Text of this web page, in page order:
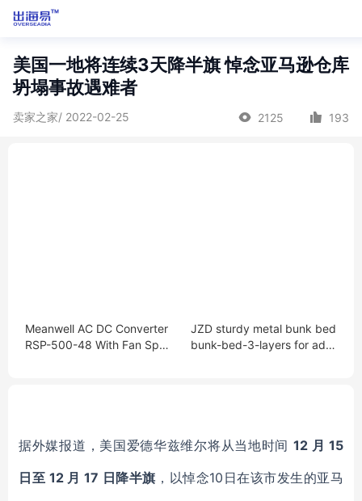
美国一地将连续3天降半旗 悼念亚马逊仓库
坍塌事故遇难者
卖家之家/ 2022-02-25 2125 193
Meanwell AC DC Converter
RSP-500-48 With Fan Spe
JZD sturdy metal bunk bed
bunk-bed-3-layers for adul
据外媒报道，美国爱德华兹维尔将从当地时间 12 月 15
日至 12 月 17 日降半旗 ，以悼念10日在该市发生的亚马